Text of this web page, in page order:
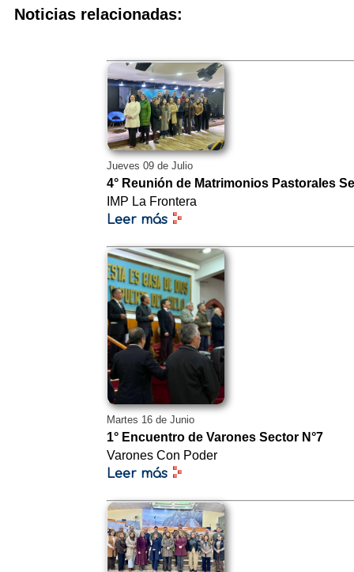
Noticias relacionadas:
Jueves 09 de Julio
4° Reunión de Matrimonios Pastorales
IMP La Frontera
Leer más
Martes 16 de Junio
1° Encuentro de Varones Sector N°7
Varones Con Poder
Leer más